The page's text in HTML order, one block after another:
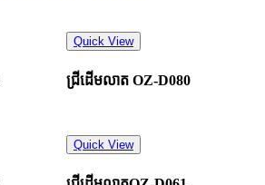
Quick View
ជ្រីដើមលាត OZ-D080
Quick View